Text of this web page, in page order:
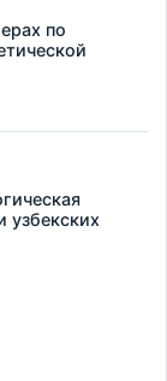
по
узбекских